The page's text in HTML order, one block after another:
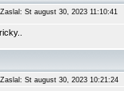
St august 30, 2023
St august 30, 2023